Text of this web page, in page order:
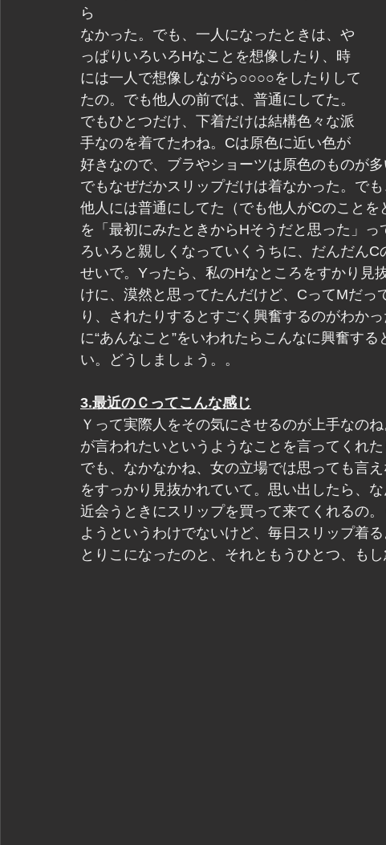
ら
なかった。でも、一人になったときは、や
っぱりいろいろHなことを想像したり、時
には一人で想像しながら○○○○をしたりして
たの。でも他人の前では、普通にしてた。
でもひとつだけ、下着だけは結構色々な派
手なのを着てたわね。Cは原色に近い色が
好きなので、ブラやショーツは原色のものが
でもなぜだかスリップだけは着なかった。で
他人には普通にしてた（でも他人がCのこと
を「最初にみたときからHそうだと思った」
ろいろと親しくなっていくうちに、だんだん
せいで。Yったら、私のHなところをすかり見
けに、漠然と思ってたんだけど、CってMだ
り、されたりするとすごく興奮するのがわか
に“あんなこと”をいわれたらこんなに興奮す
い。どうしましょう。。
3.最近のＣってこんな感じ
Ｙって実際人をその気にさせるのが上手なの
が言われたいというようなことを言ってくれ
でも、なかなかね、女の立場では思っても言
をすっかり見抜かれていて。思い出したら、
近会うときにスリップを買って来てくれるの
ようというわけでないけど、毎日スリップ着
とりこになったのと、それともうひとつ、も